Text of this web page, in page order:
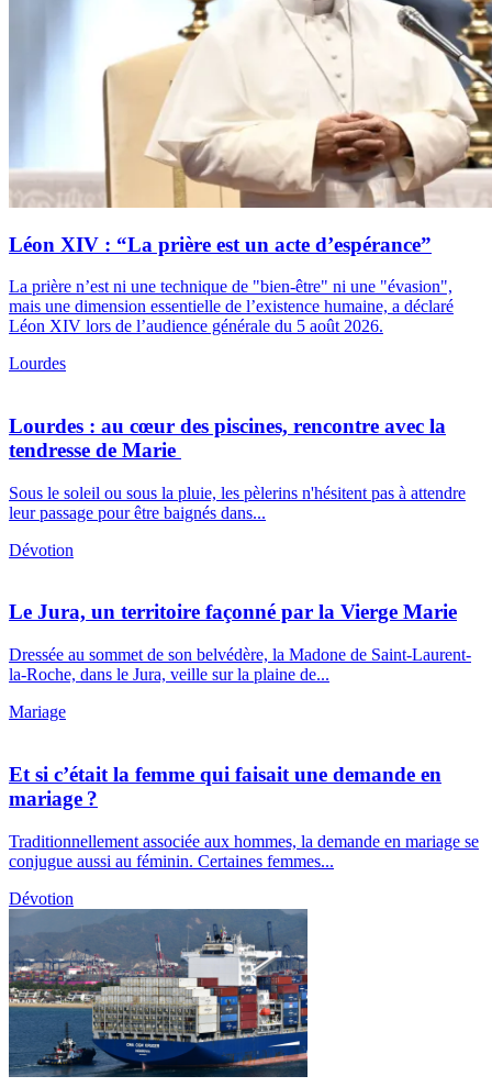
Léon XIV : “La prière est un acte d’espérance”
La prière n’est ni une technique de "bien-être" ni une "évasion",
mais une dimension essentielle de l’existence humaine, a déclaré
Léon XIV lors de l’audience générale du 5 août 2026.
Lourdes
Lourdes : au cœur des piscines, rencontre avec la
tendresse de Marie
Sous le soleil ou sous la pluie, les pèlerins n'hésitent pas à attendre
leur passage pour être baignés dans...
Dévotion
Le Jura, un territoire façonné par la Vierge Marie
Dressée au sommet de son belvédère, la Madone de Saint-Laurent-
la-Roche, dans le Jura, veille sur la plaine de...
Mariage
Et si c’était la femme qui faisait une demande en
mariage ?
Traditionnellement associée aux hommes, la demande en mariage se
conjugue aussi au féminin. Certaines femmes...
Dévotion